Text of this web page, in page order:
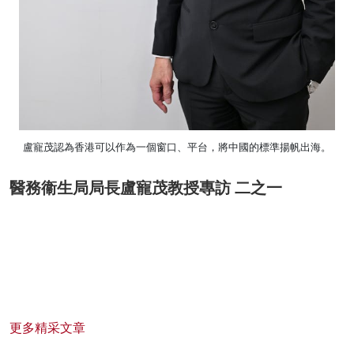
盧寵茂認為香港可以作為一個窗口、平台，將中國的標準揚帆出海。
醫務衞生局局長盧寵茂教授專訪 二之一
更多精采文章